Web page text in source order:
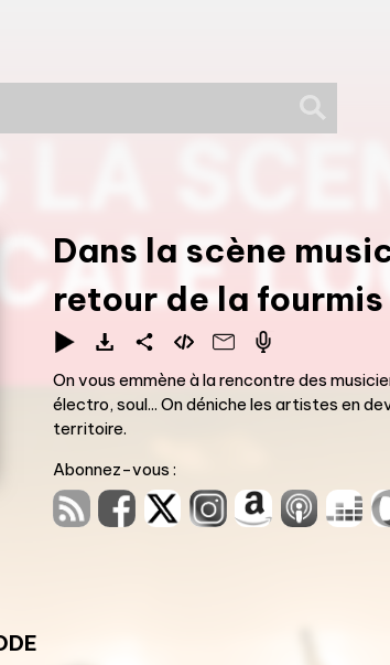
Dans la scène
retour de la
On vous emmène à la rencontre des
électro, soul... On déniche les artistes en
territoire.
Abonnez-vous :